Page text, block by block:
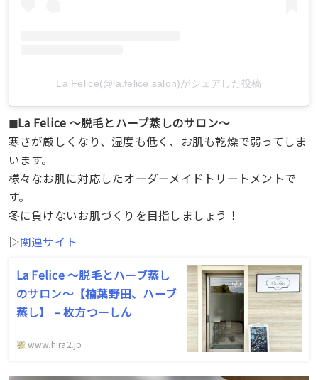
La Felice(@la.felice.salon)がシェアした投稿
◼︎La Felice ～脱毛とハーブ蒸しのサロン～
寒さが厳しくなり、湿度も低く、お肌も乾燥で弱ってしま
います。
様々なお肌に対応したオーダーメイドトリートメントで
す。
冬に負けないお肌づくりを目指しましょう！
▷関連サイト
La Felice ～脱毛とハーブ蒸し
のサロン～【楠葉野田、ハーブ
蒸し】 – 枚方つーしん
www.hira2.jp